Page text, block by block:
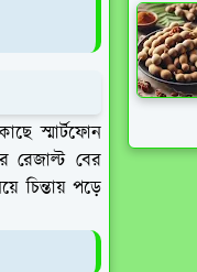
স্মার্টফোন
রেজাল্ট বের
চিন্তায় পড়ে